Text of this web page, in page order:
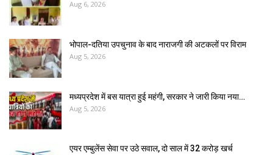
Aug 6, 2026
भोपाल-दतिया उपचुनाव के बाद नाराजगी की अटकलों पर विराम
Aug 5, 2026
मध्यप्रदेश में बस यात्रा हुई महंगी, सरकार ने जारी किया नया…
Aug 5, 2026
एयर एम्बुलेंस सेवा पर उठे सवाल, दो साल में ₹32 करोड़ खर्च